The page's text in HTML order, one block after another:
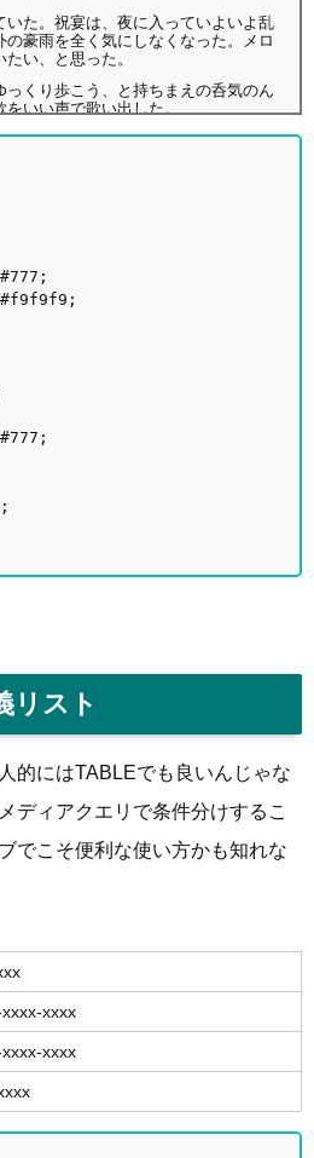
た。祝宴は、夜に入っていよいよ乱
豪雨を全く気にしなくなった。メロ
い、と思った。
くり歩こう、と持ちまえの呑気のん
いい声で歌い出した。
約束を破る心は、みじんも無かっ
に努めて来たのだ。動けなくなるまで
では無い。
たのだ。君を欺くつもりは、みじんも
急ぎに急いでここまで来たのだ。
い。私は、醜い裏切り者だ。どうと
ぬる哉かな。――四肢を投げ出して、
。
リスト
的にはTABLEでも良いんじゃな
ディアクエリで条件分けするこ
でこそ便利な使い方かも知れな
xxxx
xxxx